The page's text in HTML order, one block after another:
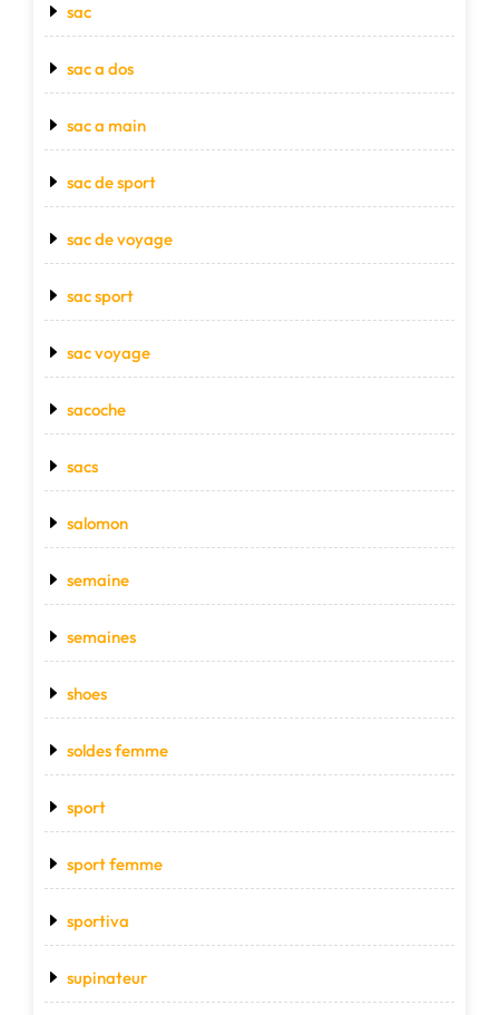
sac
sac a dos
sac a main
sac de sport
sac de voyage
sac sport
sac voyage
sacoche
sacs
salomon
semaine
semaines
shoes
soldes femme
sport
sport femme
sportiva
supinateur